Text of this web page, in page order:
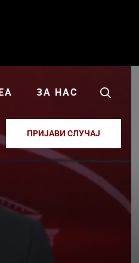
ЗА НАС
ПРИЈАВИ СЛУЧАЈ